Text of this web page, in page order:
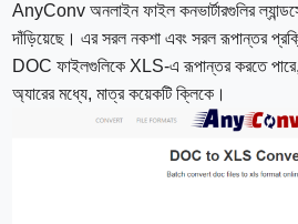
AnyConv অনলাইন ফাইল কনভার্টারগুলির
দাঁড়িয়েছে। এর সরল নকশা এবং সরল রূপান্তর
DOC ফাইলগুলিকে XLS-এ রূপান্তর করতে
অ্যারের মধ্যে, মাত্র কয়েকটি ক্লিকে।